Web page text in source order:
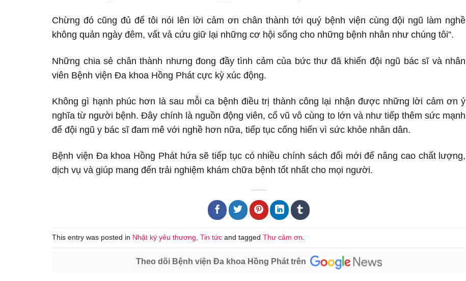
Chừng đó cũng đủ để tôi nói lên lời cảm ơn chân thành tới quý bệnh viện cùng đội ngũ làm nghề
không quản ngày đêm, vất vả cứu giữ lại những cơ hội sống cho những bệnh nhân như chúng tôi”.
Những chia sẻ chân thành nhưng đong đầy tình cảm của bức thư đã khiến đội ngũ bác sĩ và nhân
viên Bệnh viện Đa khoa Hồng Phát cực kỳ xúc động.
Không gì hạnh phúc hơn là sau mỗi ca bệnh điều trị thành công lại nhận được những lời cảm ơn ý
nghĩa từ người bệnh. Đây chính là nguồn động viên, cổ vũ vô cùng to lớn và như tiếp thêm sức mạnh
để đội ngũ y bác sĩ đam mê với nghề hơn nữa, tiếp tục cống hiến vì sức khỏe nhân dân.
Bệnh viện Đa khoa Hồng Phát hứa sẽ tiếp tục có nhiều chính sách đổi mới để nâng cao chất lượng,
dịch vụ và giúp mang đến trải nghiệm khám chữa bệnh tốt nhất cho mọi người.
This entry was posted in Nhật ký yêu thương Tin tức and tagged Thư cảm ơn
Theo dõi Bệnh viện Đa khoa Hồng Phát trên